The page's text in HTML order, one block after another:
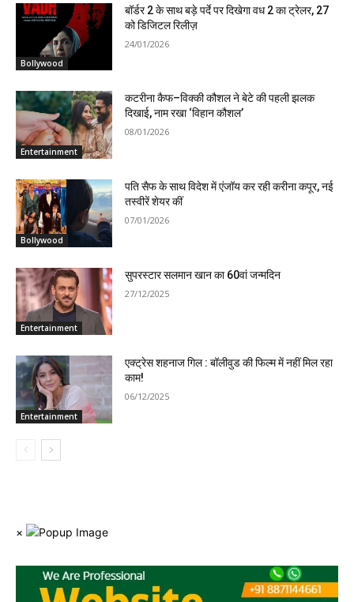
Bollywood
बॉर्डर 2 के साथ बड़े पर्दे पर दिखेगा वध 2 का ट्रेलर, 27
को डिजिटल रिलीज़
24/01/2026
Entertainment
कटरीना कैफ–विक्की कौशल ने बेटे की पहली झलक
दिखाई, नाम रखा ‘विहान कौशल’
08/01/2026
Bollywood
पति सैफ के साथ विदेश में एंजॉय कर रही करीना कपूर, नई
तस्वीरें शेयर कीं
07/01/2026
Entertainment
सुपरस्टार सलमान खान का 60वां जन्मदिन
27/12/2025
Entertainment
एक्ट्रेस शहनाज गिल : बॉलीवुड की फिल्म में नहीं मिल रहा
काम!
06/12/2025
×